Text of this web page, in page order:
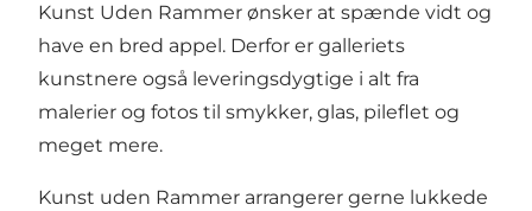
Kunst Uden Rammer ønsker at spænde vidt og
have en bred appel. Derfor er galleriets
kunstnere også leveringsdygtige i alt fra
malerier og fotos til smykker, glas, pileflet og
meget mere.
Kunst uden Rammer arrangerer gerne lukkede